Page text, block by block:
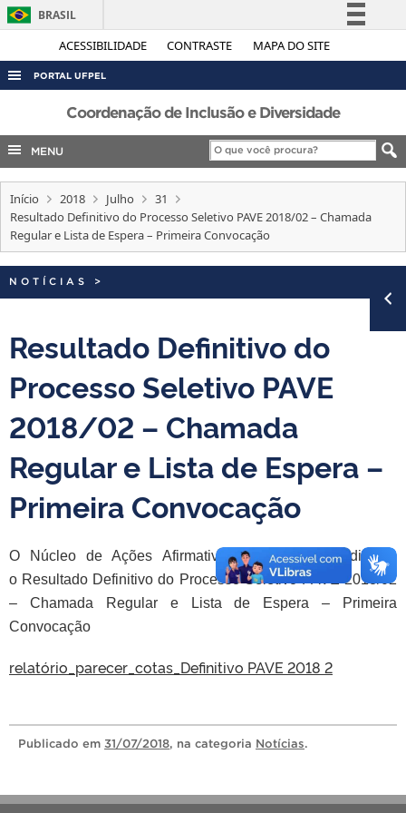
ACESSIBILIDADE CONTRASTE MAPA DO SITE
BRASIL
Simplifique!
Legislação
Canais
PORTAL UFPEL
ACESSO À INFORMAÇÃO
AUDITORIA
COBALTO
CONCURSOS
EDITAIS
TELEFONES
Coordenação de Inclusão e Diversidade
MENU
Início 2018 Julho
31
Resultado Definitivo do Processo Seletivo PAVE 2018/02 – Chamada
Regular e Lista de Espera – Primeira Convocação
NOTÍCIAS >
Resultado Definitivo do
Processo Seletivo PAVE
2018/02 – Chamada
Regular e Lista de Espera –
Primeira Convocação
O Núcleo de Ações Afirmativas e Diversidade divulga
o Resultado Definitivo do Processo Seletivo PAVE 2018/02
– Chamada Regular e Lista de Espera – Primeira
Convocação
relatório_parecer_cotas_Definitivo PAVE 2018 2
Publicado em 31/07/2018, na categoria Notícias.